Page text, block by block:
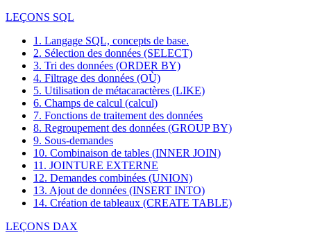
LEÇONS SQL
1. Langage SQL, concepts de base.
2. Sélection des données (SELECT)
3. Tri des données (ORDER BY)
4. Filtrage des données (OÙ)
5. Utilisation de métacaractères (LIKE)
6. Champs de calcul (calcul)
7. Fonctions de traitement des données
8. Regroupement des données (GROUP BY)
9. Sous-demandes
10. Combinaison de tables (INNER JOIN)
11. JOINTURE EXTERNE
12. Demandes combinées (UNION)
13. Ajout de données (INSERT INTO)
14. Création de tableaux (CREATE TABLE)
LEÇONS DAX